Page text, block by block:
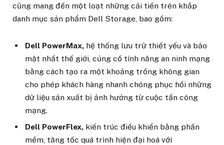
cũng mang đến một loạt những cải tiến trên khắp
danh mục sản phẩm Dell Storage, bao gồm:
Dell PowerMax, hệ thống lưu trữ thiết yếu và bảo
mật nhất thế giới, củng cố tính năng an ninh mạng
bằng cách tạo ra một khoảng trống không gian
cho phép khách hàng nhanh chóng phục hồi những
dữ liệu sản xuất bị ảnh hưởng từ cuộc tấn công
mạng.
Dell PowerFlex, kiến trúc điều khiển bằng phần
mềm, tăng tốc quá trình hiện đại hoá với